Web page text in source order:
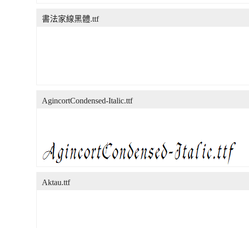
書法家線黑體.ttf
AgincortCondensed-Italic.ttf
Aktau.ttf